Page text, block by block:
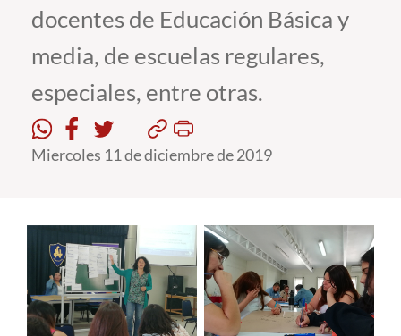
Funcionarios
Alumni
docentes de Educación Básica y
media, de escuelas regulares,
especiales, entre otras.
Miercoles 11 de diciembre de 2019